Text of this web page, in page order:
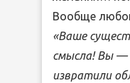
Вообще
«Ваше
смысла! Вы —
извратили